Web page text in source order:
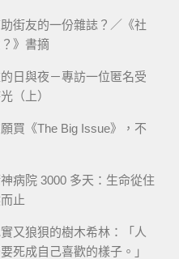
助街友的一份雜誌？／《社
》書摘
日與夜－專訪一位匿名受
（上）
買《The Big Issue》，不
病院 3000 多天：生命從住
止
又狼狽的樹木希林：「人
死成自己喜歡的樣子。」